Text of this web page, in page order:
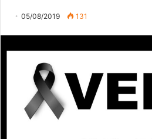
05/08/2019 131